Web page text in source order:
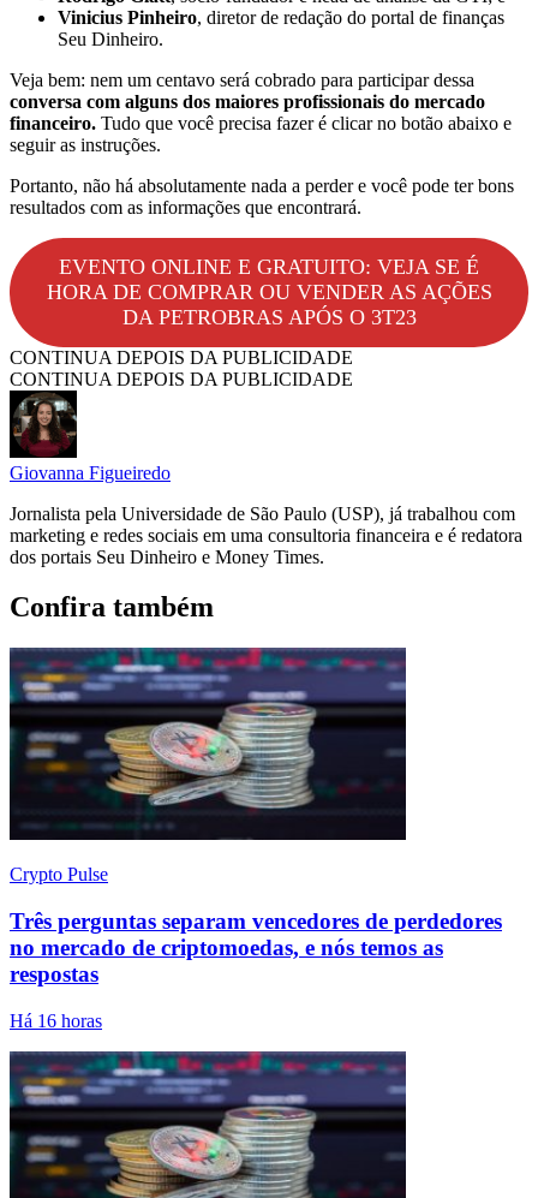
Vinicius Pinheiro, diretor de redação do portal de finanças
Seu Dinheiro.
Veja bem: nem um centavo será cobrado para participar dessa
conversa com alguns dos maiores profissionais do mercado
financeiro. Tudo que você precisa fazer é clicar no botão abaixo e
seguir as instruções.
Portanto, não há absolutamente nada a perder e você pode ter bons
resultados com as informações que encontrará.
EVENTO ONLINE E GRATUITO: VEJA SE É
HORA DE COMPRAR OU VENDER AS AÇÕES
DA PETROBRAS APÓS O 3T23
CONTINUA DEPOIS DA PUBLICIDADE
CONTINUA DEPOIS DA PUBLICIDADE
Giovanna Figueiredo
Jornalista pela Universidade de São Paulo (USP), já trabalhou com
marketing e redes sociais em uma consultoria financeira e é redatora
dos portais Seu Dinheiro e Money Times.
Confira também
Crypto Pulse
Três perguntas separam vencedores de perdedores
no mercado de criptomoedas, e nós temos as
respostas
Há 16 horas